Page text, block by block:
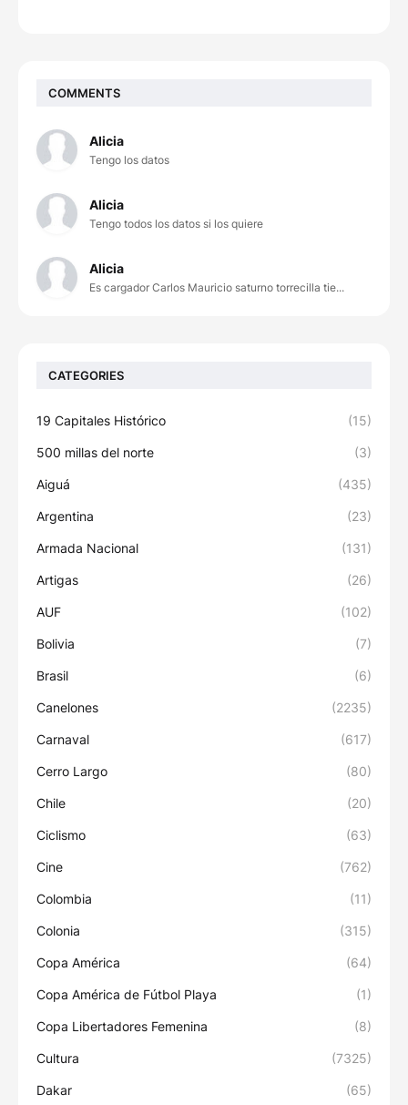
COMMENTS
Alicia
Tengo los datos
Alicia
Tengo todos los datos si los quiere
Alicia
Es cargador Carlos Mauricio saturno torrecilla tie...
CATEGORIES
19 Capitales Histórico (15)
500 millas del norte (3)
Aiguá (435)
Argentina (23)
Armada Nacional (131)
Artigas (26)
AUF (102)
Bolivia (7)
Brasil (6)
Canelones (2235)
Carnaval (617)
Cerro Largo (80)
Chile (20)
Ciclismo (63)
Cine (762)
Colombia (11)
Colonia (315)
Copa América (64)
Copa América de Fútbol Playa (1)
Copa Libertadores Femenina (8)
Cultura (7325)
Dakar (65)